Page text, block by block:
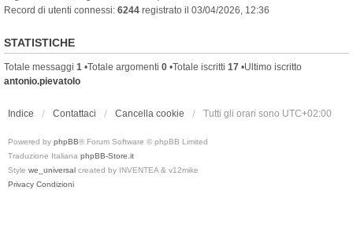
Record di utenti connessi: 6244 registrato il 03/04/2026, 12:36
STATISTICHE
Totale messaggi 1 •Totale argomenti 0 •Totale iscritti 17 •Ultimo iscritto
antonio.pievatolo
Indice Contattaci Cancella cookie Tutti gli orari sono UTC+02:00
Powered by phpBB® Forum Software © phpBB Limited
Traduzione Italiana phpBB-Store.it
Style we_universal created by INVENTEA & v12mike
Privacy Condizioni